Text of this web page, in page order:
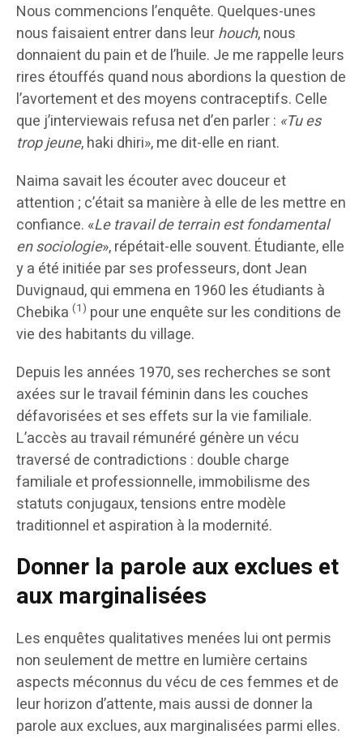
Nous commencions l’enquête. Quelques-unes
nous faisaient entrer dans leurhouch, nous
donnaient du pain et de l’huile. Je me rappelle leurs
rires étouffés quand nous abordions la question de
l’avortement et des moyens contraceptifs. Celle
que j’interviewais refusa net d’en parler : «Tu es
trop jeune, haki dhiri», me dit-elle en riant.
Naima savait les écouter avec douceur et
attention ; c’était sa manière à elle de les mettre en
confiance. «Le travail de terrain est fondamental
en sociologie», répétait-elle souvent. Étudiante, elle
y a été initiée par ses professeurs, dont Jean
Duvignaud, qui emmena en 1960 les étudiants à
Chebika (1) pour une enquête sur les conditions de
vie des habitants du village.
Depuis les années 1970, ses recherches se sont
axées sur le travail féminin dans les couches
défavorisées et ses effets sur la vie familiale.
L’accès au travail rémunéré génère un vécu
traversé de contradictions : double charge
familiale et professionnelle, immobilisme des
statuts conjugaux, tensions entre modèle
traditionnel et aspiration à la modernité.
Donner la parole aux exclues et
aux marginalisées
Les enquêtes qualitatives menées lui ont permis
non seulement de mettre en lumière certains
aspects méconnus du vécu de ces femmes et de
leur horizon d’attente, mais aussi de donner la
parole aux exclues, aux marginalisées parmi elles.